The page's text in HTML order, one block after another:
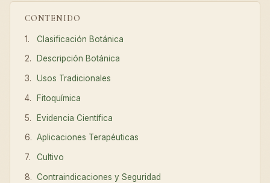
CONTENIDO
Clasificación Botánica
Descripción Botánica
Usos Tradicionales
Fitoquímica
Evidencia Científica
Aplicaciones Terapéuticas
Cultivo
Contraindicaciones y Seguridad